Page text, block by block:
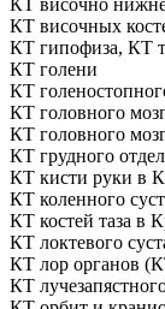
КТ височных
КТ гипофиза, КТ
КТ голени
КТ
КТ головного
КТ головного
КТ грудного
КТ кисти руки в
КТ коленного
КТ костей таза в
КТ локтевого
КТ лор органов
КТ